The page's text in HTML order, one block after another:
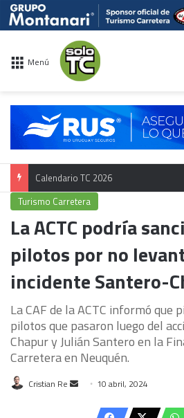
Menú
Campeonato TC
Turismo Carretera
La ACTC podría
pilotos por no
incidente Santero-
La CAF de la ACTC informó que
pilotos que pasaron luego del
Chapur y Julián Santero en la
Carretera en Neuquén.
Cristian Re
Send 10 abril, 2024